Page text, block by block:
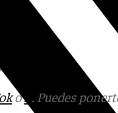
oX . Puedes